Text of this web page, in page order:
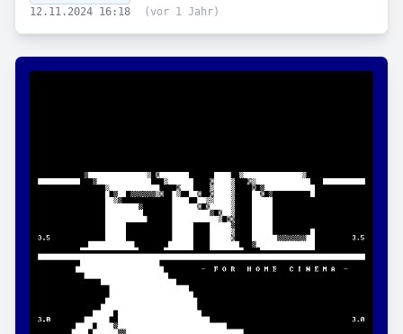
12.11.2024 16:18
(vor 1 Jahr)